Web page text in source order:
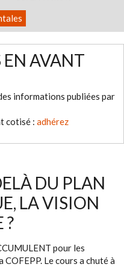
EN AVANT
informations publiées par
cotisé : adhérez
DU PLAN
LA VISION
?
pour les
Le cours a chuté à